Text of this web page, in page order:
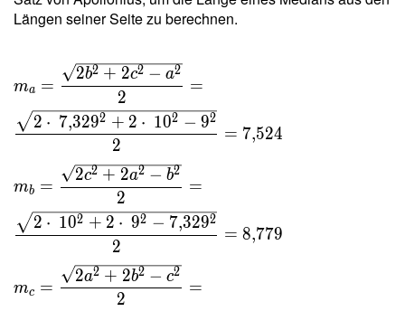
\cdot \
13{,}165
5{,}183
Längen seiner Seite zu berechnen.
m_a =
\dfrac{
\sqrt{
2b^2+2c^2 -
= \dfrac{
\sqrt{ 2
\cdot \
7{,}329^2+2
\cdot \ 10^2
- 9^2 } }{ 2
} = 7{,}524
ma =
2
2b2 + 2c2 − a2
=
2
2 ⋅ 7,3292 + 2 ⋅ 102 − 92
= 7,524
mb =
2
2c2 + 2a2 − b2
=
2
2 ⋅ 102 + 2 ⋅ 92 − 7,3292
= 8,779
mc =
2
2a2 + 2b2 − c2
=